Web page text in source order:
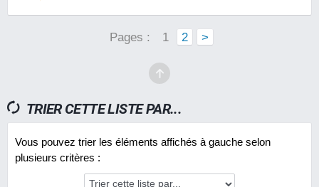
Pages : 1 2 >
TRIER CETTE LISTE PAR...
Vous pouvez trier les éléments affichés à gauche selon
plusieurs critères :